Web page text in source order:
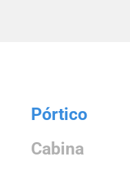
Pórtico
Cabina